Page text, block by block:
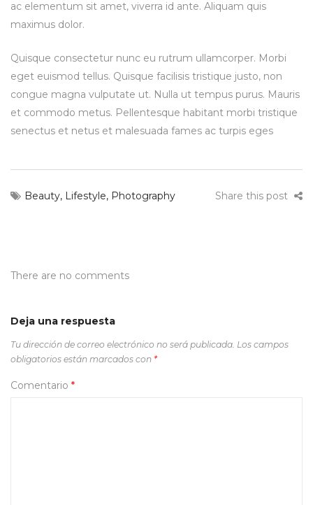
ac elementum sit amet, viverra id ante. Aliquam quis
maximus dolor.
Quisque consectetur nunc eu rutrum ullamcorper. Morbi
eget euismod tellus. Quisque facilisis tristique justo, non
congue magna vulputate ut. Nulla ut tempus purus. Mauris
et commodo metus. Pellentesque habitant morbi tristique
senectus et netus et malesuada fames ac turpis eges
Beauty, Lifestyle, Photography Share this post
There are no comments
Deja una respuesta
Tu dirección de correo electrónico no será publicada. Los campos
obligatorios están marcados con *
Comentario *